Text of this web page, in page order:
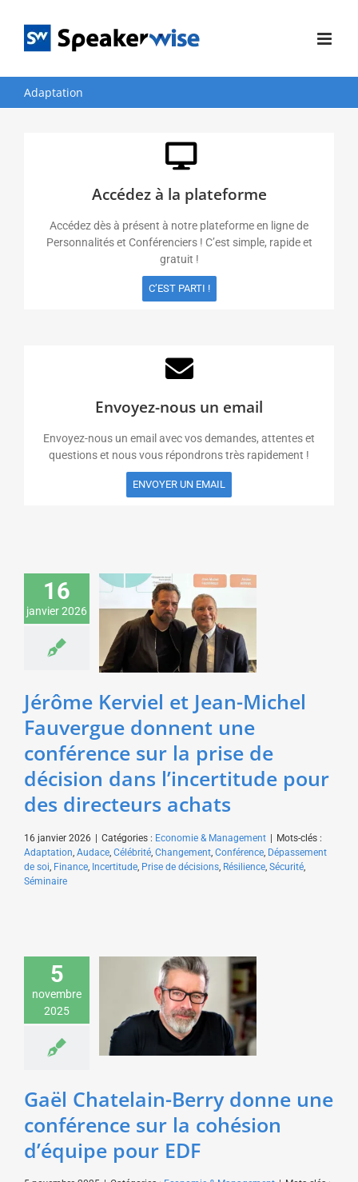
contenu
Adaptation
16
janvier 2026
Michel Fauvergue
donnent une
conférence sur la prise
de décision dans
l’incertitude pour des
directeurs achats
Jérôme Kerviel et Jean-Michel
Fauvergue donnent une
conférence sur la prise de
décision dans l’incertitude pour
des directeurs achats
16 janvier 2026 | Catégories : Economie & Management | Mots-clés :
Adaptation, Audace, Célébrité, Changement, Conférence, Dépassement
de soi, Finance, Incertitude, Prise de décisions, Résilience, Sécurité,
Séminaire
5
novembre
2025
Gaël Chatelain-Berry
donne une conférence
sur la cohésion
d’équipe pour EDF
Economie & Management
Gaël Chatelain-Berry donne une
conférence sur la cohésion
d’équipe pour EDF
Accédez à la plateforme
Accédez dès à présent à notre plateforme en ligne de
Personnalités et Conférenciers ! C’est simple, rapide et
gratuit !
C’EST PARTI !
Envoyez-nous un email
Envoyez-nous un email avec vos demandes, attentes et
questions et nous vous répondrons très rapidement !
ENVOYER UN EMAIL